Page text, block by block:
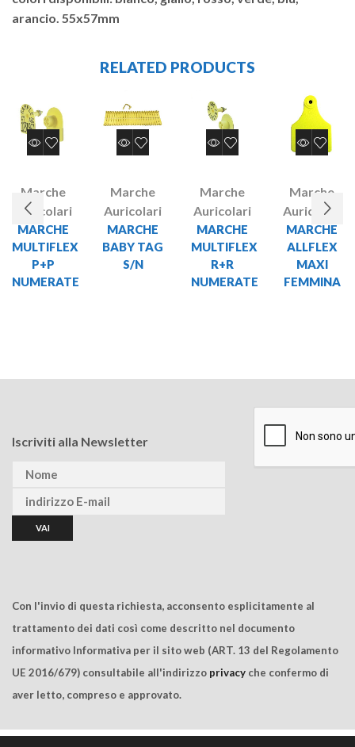
arancio. 55x57mm
RELATED PRODUCTS
Marche
Auricolari
MARCHE
MULTIFLEX
P+P
NUMERATE
Marche
Auricolari
MARCHE
BABY TAG
S/N
Marche
Auricolari
MARCHE
MULTIFLEX
R+R
NUMERATE
Marche
Auricolari
MARCHE
ALLFLEX
MAXI
FEMMINA
Iscriviti alla Newsletter
Con l'invio di questa richiesta, acconsento esplicitamente al
trattamento dei dati così come descritto nel documento
informativo Informativa per il sito web (ART. 13 del Regolamento
UE 2016/679) consultabile all'indirizzo privacy che confermo di
aver letto, compreso e approvato.